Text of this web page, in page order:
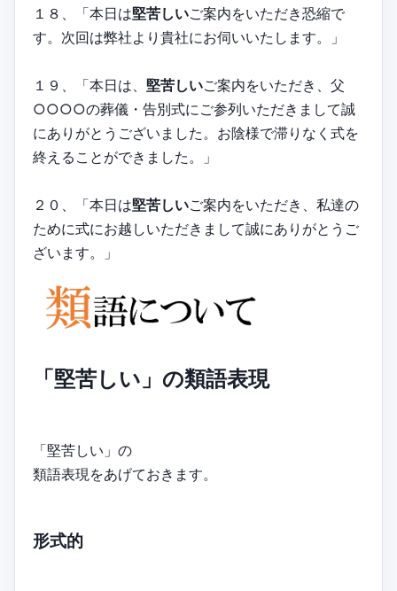
１８、「本日は堅苦しいご案内をいただき恐縮で
す。次回は弊社より貴社にお伺いいたします。」
１９、「本日は、 堅苦しいご案内をいただき、父
○○○○の葬儀・告別式にご参列いただきまして誠
にありがとうございました。お陰様で滞りなく式を
終えることができました。」
２０、「本日は堅苦しいご案内をいただき、私達の
ために式にお越しいただきまして誠にありがとうご
ざいます。」
「堅苦しい」の類語表現
「堅苦しい」の
類語表現をあげておきます。
形式的